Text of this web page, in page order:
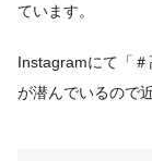
ています。
Instagramにて「
が潜んでいるので